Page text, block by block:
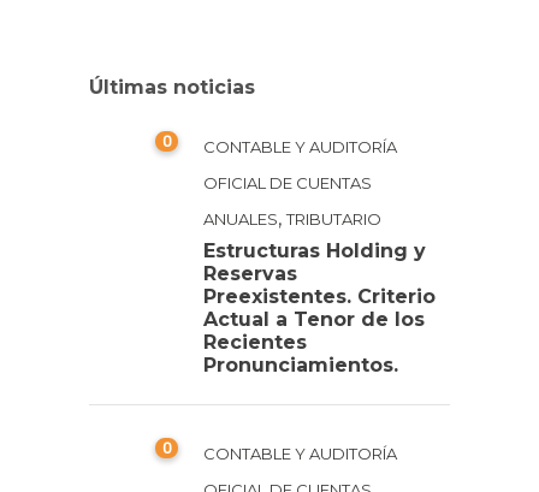
Últimas noticias
0
CONTABLE Y AUDITORÍA
OFICIAL DE CUENTAS
ANUALES,TRIBUTARIO
Estructuras Holding y
Reservas
Preexistentes. Criterio
Actual a Tenor de los
Recientes
Pronunciamientos.
0
CONTABLE Y AUDITORÍA